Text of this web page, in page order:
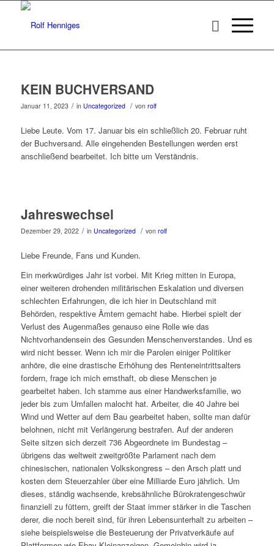
KEIN BUCHVERSAND
Januar 11, 2023 / in Uncategorized / von rolf
Liebe Leute. Vom 17. Januar bis ein schließlich 20. Februar ruht
der Buchversand. Alle eingehenden Bestellungen werden erst
anschließend bearbeitet. Ich bitte um Verständnis.
Jahreswechsel
Dezember 29, 2022 / in Uncategorized / von rolf
Liebe Freunde, Fans und Kunden.
Ein merkwürdiges Jahr ist vorbei. Mit Krieg mitten in Europa,
einer weiteren drohenden militärischen Eskalation und diversen
schlechten Erfahrungen, die ich hier in Deutschland mit
Behörden, respektive Ämtern gemacht habe. Hierbei spielt der
Verlust des Augenmaßes genauso eine Rolle wie das
Nichtvorhandensein des Gesunden Menschenverstandes. Und es
wird nicht besser. Wenn ich mir die Parolen einiger Politiker
anhöre, die eine drastische Erhöhung des Renteneintrittsalters
fordern, frage ich mich ernsthaft, ob diese Menschen je
gearbeitet haben. Ich stamme aus einer Handwerksfamilie, wo
jeder bis zum Umfallen malocht hat. Arbeiter, die 40 Jahre bei
Wind und Wetter auf dem Bau gearbeitet haben, sollte man dafür
belohnen, nicht mit Verlängerung bestrafen. Auf der anderen
Seite sitzen sich derzeit 736 Abgeordnete im Bundestag –
übrigens das weltweit zweitgrößte Parlament nach dem
chinesischen, nationalen Volkskongress – den Arsch platt und
kosten dem Steuerzahler über eine Milliarde Euro jährlich. Um
dieses, ständig wachsende, krebsähnliche Bürokratengeschwür
finanziell zu füttern, greift der Staat immer stärker in die Taschen
derer, die noch bereit sind, für ihren Lebensunterhalt zu arbeiten –
siehe beispielsweise die Besteuerung der Privatverkäufe auf